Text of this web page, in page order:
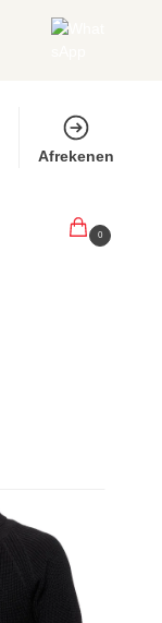
Afrekenen
0